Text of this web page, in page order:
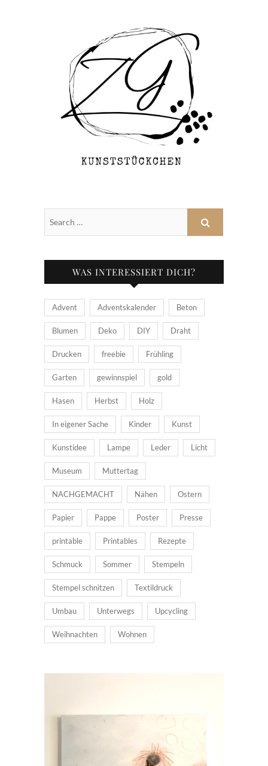
WAS INTERESSIERT DICH?
Advent Adventskalender Beton
Blumen Deko DIY Draht
Drucken freebie Frühling
Garten gewinnspiel gold
Hasen Herbst Holz
In eigener Sache Kinder Kunst
Kunstidee Lampe Leder Licht
Museum Muttertag
NACHGEMACHT Nähen Ostern
Papier Pappe Poster Presse
printable Printables Rezepte
Schmuck Sommer Stempeln
Stempel schnitzen Textildruck
Umbau Unterwegs Upcycling
Weihnachten Wohnen